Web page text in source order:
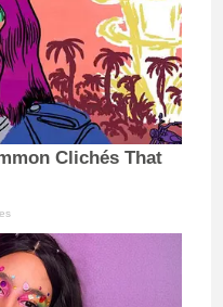
Clichés That